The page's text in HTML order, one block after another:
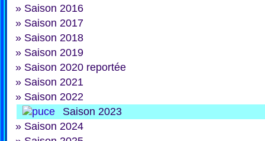
» Saison 2016
» Saison 2017
» Saison 2018
» Saison 2019
» Saison 2020 reportée
» Saison 2021
» Saison 2022
Saison 2023
» Saison 2024